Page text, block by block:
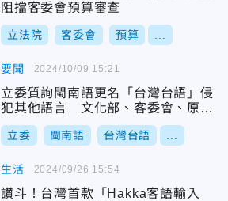
阻擋客委會預算審查
立法院 客委會 預算
要聞
立委質詢閩南語更名「台灣台語」侵
犯其他語言 文化部、客委會、原民
會反應曝
立委 閩南語 台灣台語
2024/10/09 15:21
生活
讚斗！台灣首款「Hakka客語輸入
2024/09/26 15:54